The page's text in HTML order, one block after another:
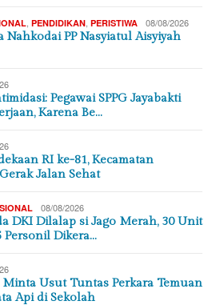
PENDIDIKAN PERISTIWA 08/08/2026
Nahkodai PP Nasyiatul Aisyiyah
Pegawai SPPG Jayabakti
Karena Be…
RI ke-81, Kecamatan
Jalan Sehat
08/08/2026
DKI Dilalap si Jago Merah, 30 Unit
Personil Dikera…
Minta Usut Tuntas Perkara Temuan
Api di Sekolah